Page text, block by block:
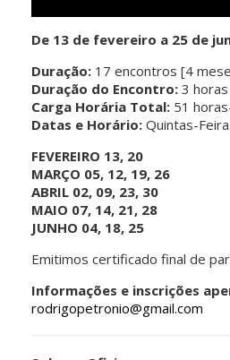
De 13 de fevereiro a 25 de
Duração: 17 encontros [4
Duração do Encontro: 3 horas
Carga Horária Total: 51
Datas e Horário: Quintas-
FEVEREIRO 13, 20
MARÇO 05, 12, 19, 26
ABRIL 02, 09, 23, 30
MAIO 07, 14, 21, 28
JUNHO 04, 18, 25
Emitimos certificado final de
Informações e inscrições
rodrigopetronio@gmail.com